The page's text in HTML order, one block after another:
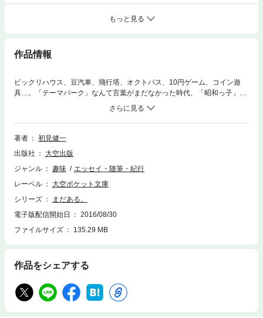
もっと見る
作品情報
ビックリハウス、豆汽車、飛行塔、オクトパス、10円ゲーム、コイン遊
具…。「テーマパーク」なんて言葉がまだなかった時代、「昭和っ子」た
ちを夢中にさせた懐かしの遊園地遊具たち。そんなレトロ遊具のなかか
ら、今も各地の遊園地で元気に稼働しているアイテムをセレクト。定番の
人気遊具から、「え？ これって“まだある”の？」と叫んでしまうものま
で、オールカラーで一挙紹介！ （底本発行日：2011年6月20日）
著者
初見健一
出版社
大空出版
ジャンル
趣味
エッセイ・随筆・紀行
レーベル
大空ポケット文庫
シリーズ
まだある。
電子版配信開始日
2016/08/30
ファイルサイズ
135.29 MB
作品をシェアする